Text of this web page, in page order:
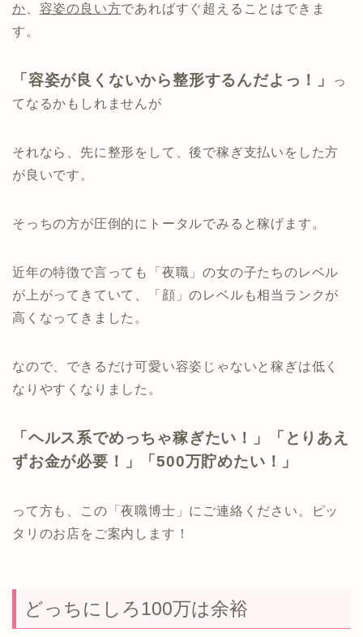
か
容姿の良い方であればすぐ超えることはできま
す。
「容姿が良くないから整形するんだよっ！」
っ
てなるかもしれませんが
それなら、先に整形をして、後で稼ぎ支払いをした方
が良いです。
そっちの方が圧倒的にトータルでみると稼げます。
近年の特徴で言っても「夜職」の女の子たちのレベル
が上がってきていて、「顔」のレベルも相当ランクが
高くなってきました。
なので、できるだけ可愛い容姿じゃないと稼ぎは低く
なりやすくなりました。
「ヘルス系でめっちゃ稼ぎたい！」「とりあえ
ずお金が必要！」「500万貯めたい！」
って方も、この「夜職博士」にご連絡ください。ピッ
タリのお店をご案内します！
どっちにしろ100万は余裕